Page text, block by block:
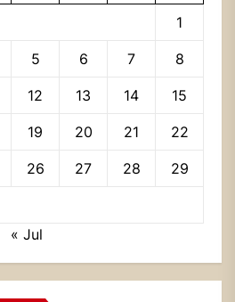
1
5 6 7 8
12 13 14 15
19 20 21 22
26 27 28 29
« Jul